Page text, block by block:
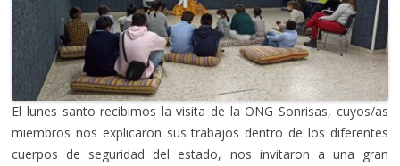
El lunes santo recibimos la visita de la ONG Sonrisas, cuyos/as
miembros nos explicaron sus trabajos dentro de los diferentes
cuerpos de seguridad del estado, nos invitaron a una gran